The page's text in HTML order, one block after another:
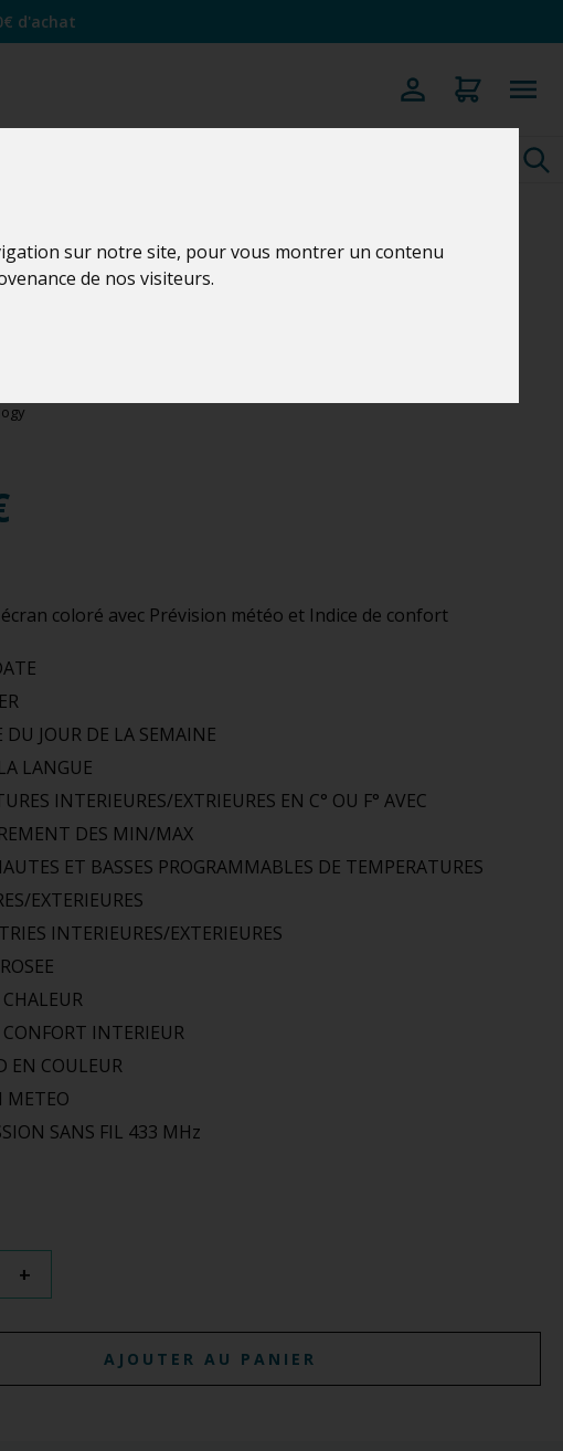
sur notre site, pour vous montrer un contenu
de nos visiteurs.
d'achat
coloré avec Prévision météo et Indice de confort
DU JOUR DE LA SEMAINE
LANGUE
INTERIEURES/EXTRIEURES EN C° OU F° AVEC
DES MIN/MAX
ET BASSES PROGRAMMABLES DE TEMPERATURES
EXTERIEURES
INTERIEURES/EXTERIEURES
INTERIEUR
EN COULEUR
METEO
SANS FIL 433 MHz
+
AJOUTER AU PANIER